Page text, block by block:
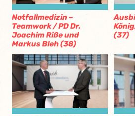
Notfallmedizin –
Teamwork / PD Dr.
Joachim Riße und
Markus Bleh (38)
(37)